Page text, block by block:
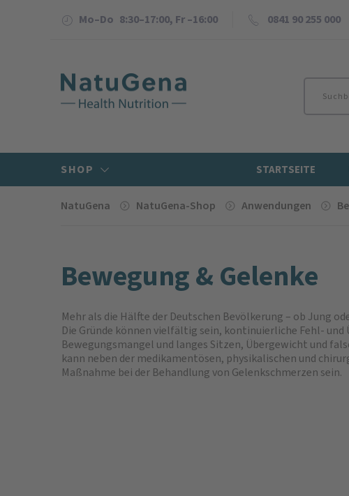
Mo–Do 8:30–17:00, Fr –16:00 0841 90 255 000
SHOP STARTSEITE
NatuGena NatuGena-Shop Anwendungen
Bewe­gung & Gelenke
Mehr als die Hälfte der Deutschen Bevölkerung – ob Jung
Die Gründe können vielfältig sein, kontinuierliche Fehl-
Bewegungsmangel und langes Sitzen, Übergewicht und
kann neben der medikamentösen, physikalischen und
Maßnahme bei der Behandlung von Gelenkschmerzen sein.